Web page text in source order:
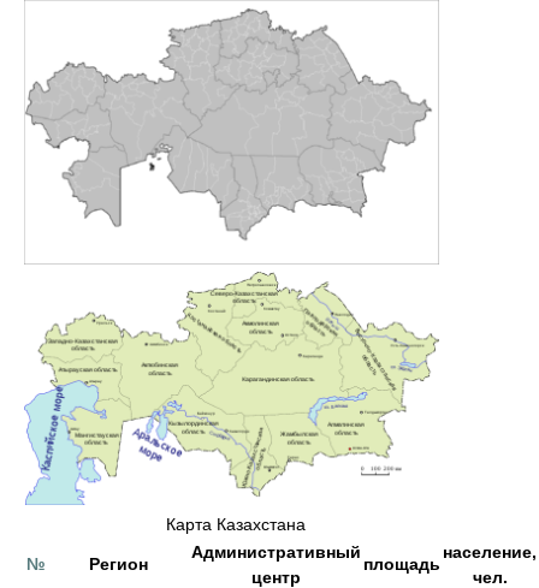
Карта Казахстана
№ Регион
Административный
центр
площадь
население,
чел.